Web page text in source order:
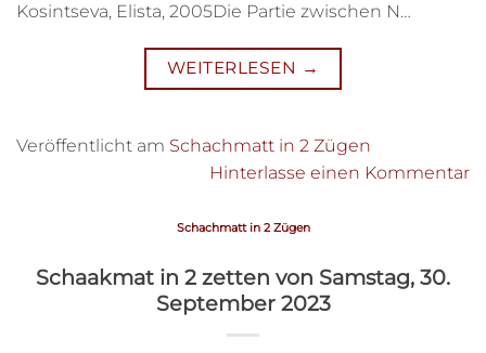
Kosintseva, Elista, 2005Die Partie zwischen N…
WEITERLESEN →
Veröffentlicht am Schachmatt in 2 Zügen
Hinterlasse einen Kommentar
Schachmatt in 2 Zügen
Schaakmat in 2 zetten von Samstag, 30.
September 2023